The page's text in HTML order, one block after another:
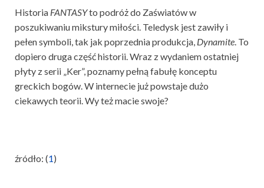
Historia FANTASYto podróż do Zaświatów w
poszukiwaniu mikstury miłości. Teledysk jest zawiły i
pełen symboli, tak jak poprzednia produkcja, Dynamite . To
dopiero druga część historii. Wraz z wydaniem ostatniej
płyty z serii „Ker”, poznamy pełną fabułę konceptu
greckich bogów. W internecie już powstaje dużo
ciekawych teorii. Wy też macie swoje?
źródło: (1)